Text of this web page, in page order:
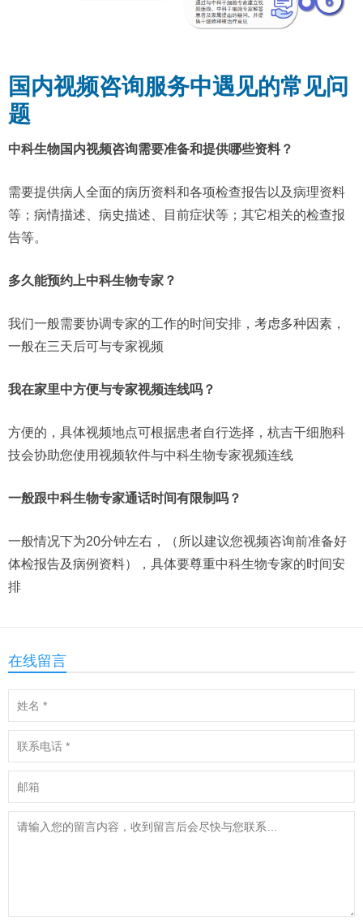
国内视频咨询服务中遇见的常见问
题
中科生物国内视频咨询需要准备和提供哪些资料？
需要提供病人全面的病历资料和各项检查报告以及病理资料
等；病情描述、病史描述、目前症状等；其它相关的检查报
告等。
多久能预约上中科生物专家？
我们一般需要协调专家的工作的时间安排，考虑多种因素，
一般在三天后可与专家视频
我在家里中方便与专家视频连线吗？
方便的，具体视频地点可根据患者自行选择，杭吉干细胞科
技会协助您使用视频软件与中科生物专家视频连线
一般跟中科生物专家通话时间有限制吗？
一般情况下为20分钟左右，（所以建议您视频咨询前准备好
体检报告及病例资料），具体要尊重中科生物专家的时间安
排
在线留言